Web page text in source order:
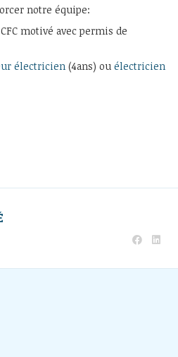
notre équipe:
motivé avec permis de
électricien (4ans) ou électricien